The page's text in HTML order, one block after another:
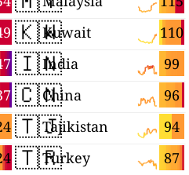
🇰🇼 110
Kuwait
🇮🇳 99
India
🇨🇳 96
China
🇹🇯 94
Tajikistan
🇹🇷 87
Turkey